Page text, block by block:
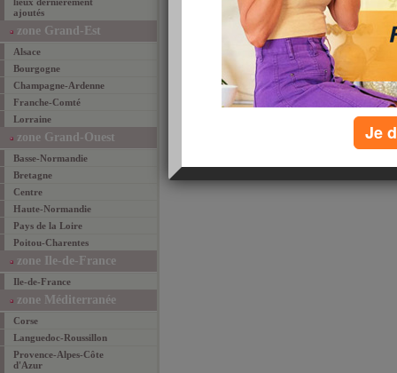
ajoutés
zone Grand-Est
Alsace
Bourgogne
Champagne-Ardenne
Franche-Comté
Lorraine
zone Grand-Ouest
Basse-Normandie
Bretagne
Centre
Haute-Normandie
Pays de la Loire
Poitou-Charentes
zone Ile-de-France
Ile-de-France
zone Méditerranée
Corse
Languedoc-Roussillon
Provence-Alpes-Côte
d'Azur
favoris
Je